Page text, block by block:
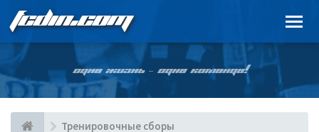
FCDIN.COM
ОДНА ЖИЗНЬ – ОДНА КОМАНДА!
Тренировочные сборы